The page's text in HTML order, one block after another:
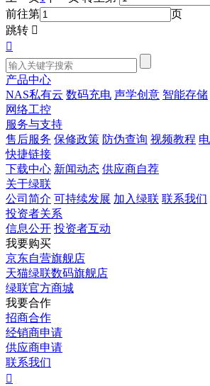
前往第
页
跳转 

产品中心
NAS私有云 数码充电 声学创意 智能存储
网络工控
服务与支持
售后服务 保修政策 防伪查询 视频教程
快捷链接
下载中心 新闻动态 供应商自荐
关于绿联
公司简介 可持续发展 加入绿联 联系我们
投资者关系
信息公开 投资者互动
我要购买
京东自营旗舰店
天猫绿联数码旗舰店
绿联官方商城
我要合作
招商合作
经销商申请
供应商申请
联系我们
